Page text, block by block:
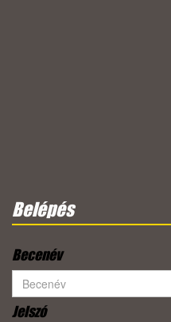
Belépés
Becenév
Jelszó